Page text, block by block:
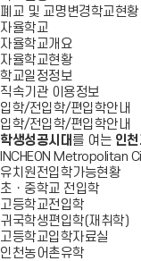
폐교 및 교명변경학교현황
자율학교
자율학교개요
자율학교현황
학교일정정보
직속기관 이용정보
입학/전입학/편입학안내
입학/전입학/편입학안내
학생성공시대 를 여는 인
INCHEON Metropolitan
유치원전입학가능현황
초ㆍ중학교 전입학
고등학교전입학
귀국학생편입학(재취학)
고등학교입학자료실
인천농어촌유학